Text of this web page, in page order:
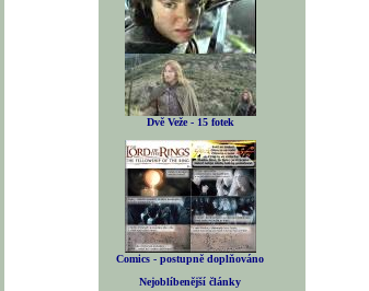
Dvě Veže - 15 fotek
Comics - postupně doplňováno
Nejoblíbenější články